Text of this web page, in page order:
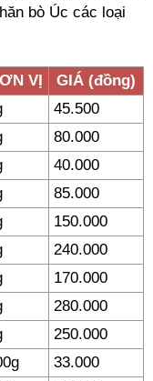
bò Úc các loại
VỊ
GIÁ (đồng)
45.500
80.000
40.000
85.000
150.000
240.000
170.000
280.000
250.000
33.000